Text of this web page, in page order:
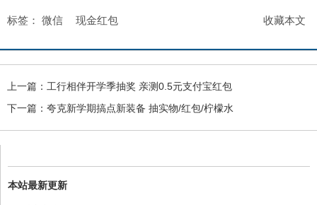
收藏本文
标签： 微信 现金红包
上一篇： 工行相伴开学季抽奖 亲测0.5元支付宝红包
下一篇： 夸克新学期搞点新装备 抽实物/红包/柠檬水
本站最新更新